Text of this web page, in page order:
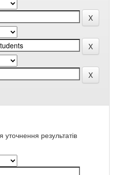
результатів